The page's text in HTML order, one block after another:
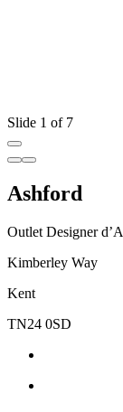
Slide 1 of 7
Ashford
Outlet Designer
Kimberley Way
Kent
TN24 0SD